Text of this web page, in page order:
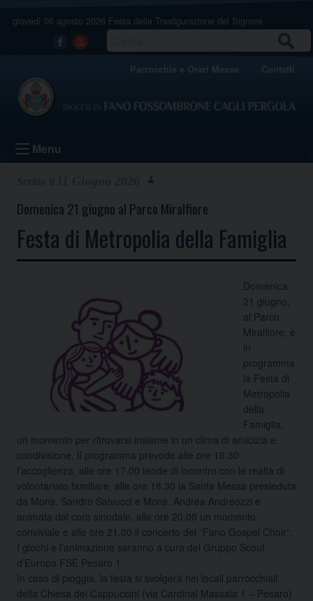
giovedì 06 agosto 2026 Festa della Trasfigurazione del Signore
Facebook
Youtube
Parrocchie e Orari Messe Contatti
Menu
Domenica 21 giugno al Parco Miralfiore
Festa di Metropolia della Famiglia
Domenica
21 giugno,
al Parco
Miralfiore, è
in
programma
la Festa di
Metropolia
della
Famiglia,
un momento per ritrovarsi insieme in un clima di amicizia e
condivisione. Il programma prevede alle ore 16.30
l’accoglienza, alle ore 17.00 tende di incontro con le realtà di
volontariato familiare, alle ore 18.30 la Santa Messa presieduta
da Mons. Sandro Salvucci e Mons. Andrea Andreozzi e
animata dal coro sinodale, alle ore 20.00 un momento
conviviale e alle ore 21.00 il concerto del “Fano Gospel Choir”.
I giochi e l’animazione saranno a cura del Gruppo Scout
d’Europa FSE Pesaro 1.
In caso di pioggia, la festa si svolgerà nei locali parrocchiali
della Chiesa dei Cappuccini (via Cardinal Massaia 1 – Pesaro)